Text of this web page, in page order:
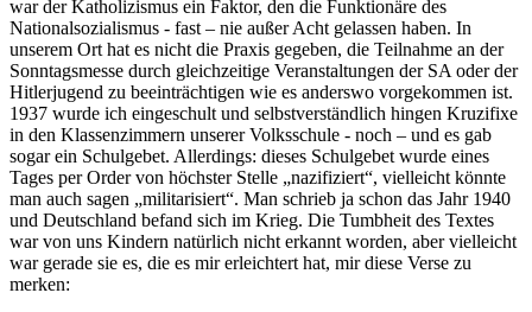
war der Katholizismus ein Faktor, den die Funktionäre des
Nationalsozialismus - fast – nie außer Acht gelassen haben. In
unserem Ort hat es nicht die Praxis gegeben, die Teilnahme an der
Sonntagsmesse durch gleichzeitige Veranstaltungen der SA oder der
Hitlerjugend zu beeinträchtigen wie es anderswo vorgekommen ist.
1937 wurde ich eingeschult und selbstverständlich hingen Kruzifixe
in den Klassenzimmern unserer Volksschule - noch – und es gab
sogar ein Schulgebet. Allerdings: dieses Schulgebet wurde eines
Tages per Order von höchster Stelle
nazifiziert , vielleicht könnte
man auch sagen
militarisiert . Man schrieb ja schon das Jahr 1940
und Deutschland befand sich im Krieg. Die Tumbheit des Textes
war von uns Kindern natürlich nicht erkannt worden, aber vielleicht
war gerade sie es, die es mir erleichtert hat, mir diese Verse zu
merken: